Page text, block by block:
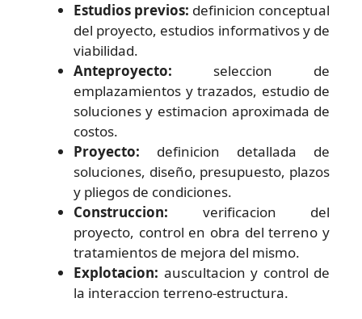
Estudios previos: definicion conceptual
del proyecto, estudios informativos y de
viabilidad.
Anteproyecto: seleccion de
emplazamientos y trazados, estudio de
soluciones y estimacion aproximada de
costos.
Proyecto: definicion detallada de
soluciones, diseño, presupuesto, plazos
y pliegos de condiciones.
Construccion: verificacion del
proyecto, control en obra del terreno y
tratamientos de mejora del mismo.
Explotacion: auscultacion y control de
la interaccion terreno-estructura.